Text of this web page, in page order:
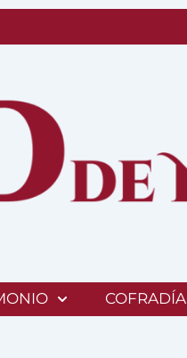
COFRADÍA